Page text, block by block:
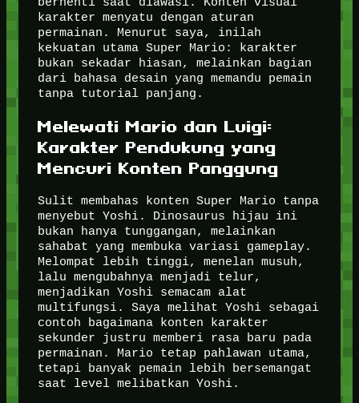
karakter menyatu dengan aturan
permainan. Menurut saya, inilah
kekuatan utama Super Mario: karakter
bukan sekadar hiasan, melainkan bagian
dari bahasa desain yang memandu pemain
tanpa tutorial panjang.
Melewati Mario dan Luigi:
Karakter Pendukung yang
Mencuri Konten Panggung
Sulit membahas konten Super Mario tanpa
menyebut Yoshi. Dinosaurus hijau ini
bukan hanya tunggangan, melainkan
sahabat yang membuka variasi gameplay.
Melompat lebih tinggi, menelan musuh,
lalu mengubahnya menjadi telur,
menjadikan Yoshi semacam alat
multifungsi. Saya melihat Yoshi sebagai
contoh bagaimana konten karakter
sekunder justru memberi rasa baru pada
permainan. Mario tetap pahlawan utama,
tetapi banyak pemain lebih bersemangat
saat level melibatkan Yoshi.